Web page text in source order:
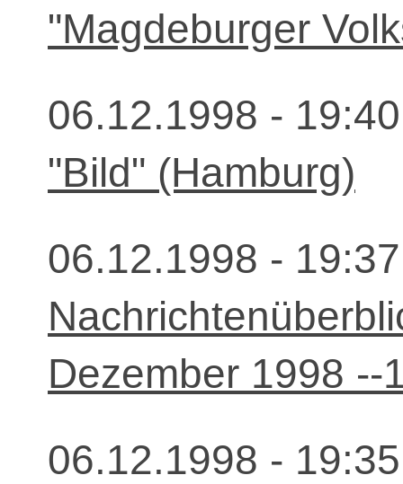
"Magdeburger
06.12.1998 -
"Bild" (Hamburg)
06.12.1998 -
Dezember 1998 --
06.12.1998 -